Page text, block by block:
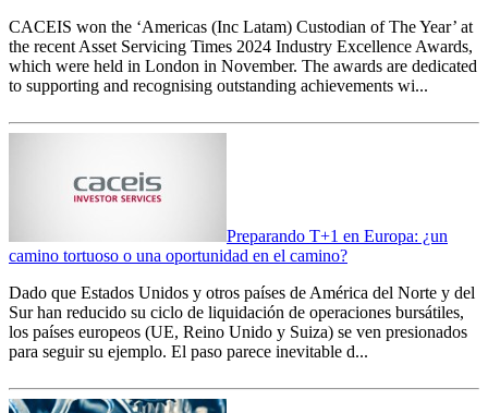
CACEIS won the ‘Americas (Inc Latam) Custodian of The Year’ at
the recent Asset Servicing Times 2024 Industry Excellence Awards,
which were held in London in November. The awards are dedicated
to supporting and recognising outstanding achievements wi...
Preparando T+1 en Europa: ¿un
camino tortuoso o una oportunidad en el camino?
Dado que Estados Unidos y otros países de América del Norte y del
Sur han reducido su ciclo de liquidación de operaciones bursátiles,
los países europeos (UE, Reino Unido y Suiza) se ven presionados
para seguir su ejemplo. El paso parece inevitable d...